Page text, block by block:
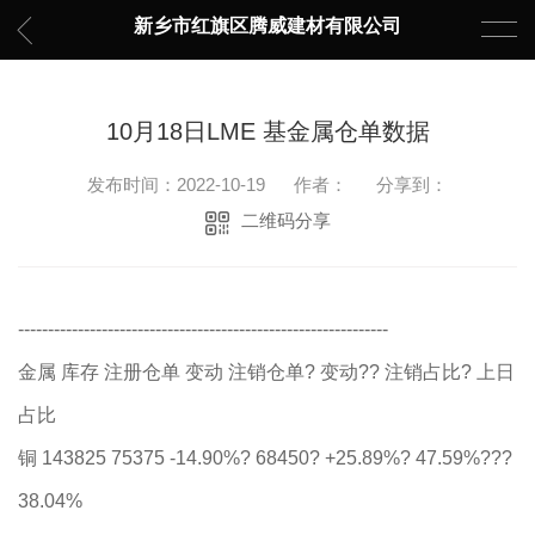
新乡市红旗区腾威建材有限公司
10月18日LME 基金属仓单数据
发布时间：2022-10-19 作者：
分享到：
二维码分享
--------------------------------------------------------------
金属 库存 注册仓单 变动 注销仓单? 变动?? 注销占比? 上日
占比
铜 143825 75375 -14.90%? 68450? +25.89%? 47.59%???
38.04%